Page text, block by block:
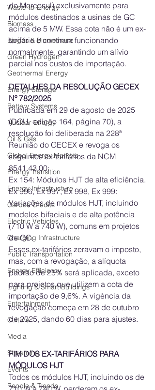
Waste-to-Energy
Biomass
Biogas & Biomethane
Green Hydrogen
Geothermal Energy
Energy Storage
Battery Systems
Nuclear Energy
Oil & Gas
Global Energy Markets
Energy Transition
Energy Infrastructure
Carbon Credits
Electric Vehicles
Charging Infrastructure
Public Transportation
Energy Efficiency
Lighting & Smart Buildings
Entertainment
Culture
Media
Streaming
Events
People & Trends
do Mercosul) exclusivamente para
módulos destinados a usinas de GC
acima de 5 MW. Essa cota não é um ex-
tarifário e continua funcionando
normalmente, garantindo um alívio
parcial nos custos de importação.
DETALHES DA RESOLUÇÃO GECEX
Nº 782/2025
Publicada em 29 de agosto de 2025
(DOU, edição 164, página 70), a
resolução foi deliberada na 228ª
Reunião do GECEX e revoga os
seguintes ex-tarifários da NCM
8541.43.00:
Ex 154: Módulos HJT de alta eficiência.
Ex 996, Ex 997, Ex 998, Ex 999:
Variações de módulos HJT, incluindo
modelos bifaciais e de alta potência
(710 W a 740 W), comuns em projetos
de GC.
Esses ex-tarifários zeravam o imposto,
mas, com a revogação, a alíquota
padrão de 25% será aplicada, exceto
para projetos que utilizem a cota de
importação de 9,6%. A vigência da
revogação começa em 28 de outubro
de 2025, dando 60 dias para ajustes.
FIM DOS EX-TARIFÁRIOS PARA
MÓDULOS HJT
Todos os módulos HJT, incluindo os de